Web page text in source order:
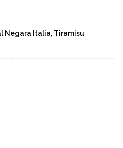
Negara Italia, Tiramisu